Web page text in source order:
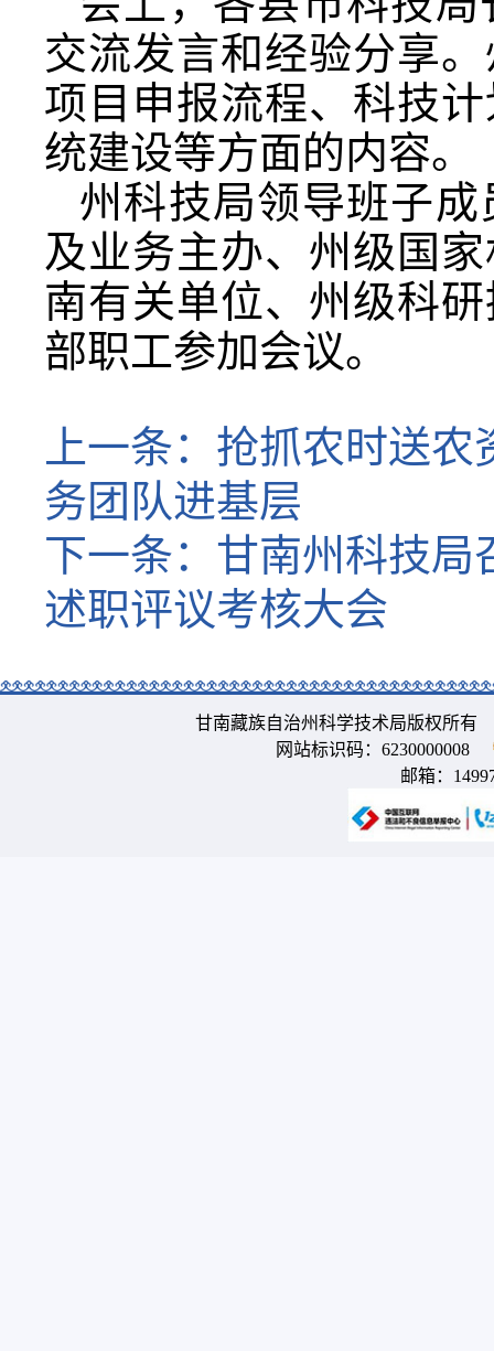
交流发言和经验分享
项目申报流程、科技
统建设等方面的内容。
州科技局领导班子
及业务主办、州级国
南有关单位、州级科
部职工参加会议。
上一条： 抢抓农时送
务团队进基层
下一条： 甘南州科技局
述职评议考核大会
甘南藏族自治州科学技术局版权所
网站标识码：6230000008
邮箱：